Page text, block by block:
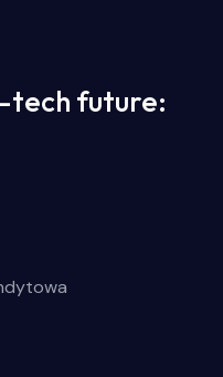
tech future: